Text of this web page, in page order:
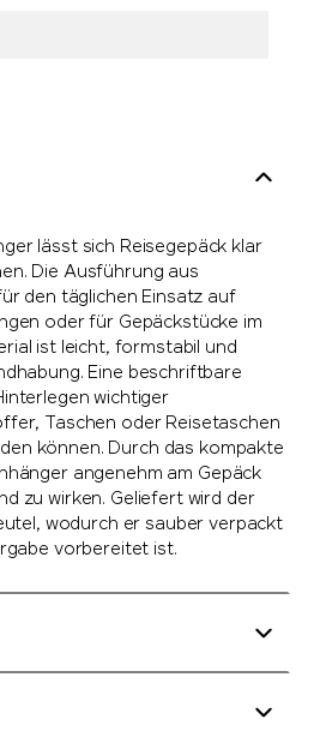
lässt sich Reisegepäck klar
Die Ausführung aus
den täglichen Einsatz auf
oder für Gepäckstücke im
ist leicht, formstabil und
Eine beschriftbare
wichtiger
Taschen oder Reisetaschen
können. Durch das kompakte
angenehm am Gepäck
zu wirken. Geliefert wird der
wodurch er sauber verpackt
vorbereitet ist.